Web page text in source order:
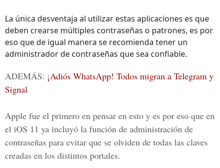
La única desventaja al utilizar estas aplicaciones es que
deben crearse múltiples contraseñas o patrones, es por
eso que de igual manera se recomienda tener un
administrador de contraseñas que sea confiable.
ADEMÁS: ¡Adiós WhatsApp! Todos migran a Telegram y
Signal
Apple fue el primero en pensar en esto y es por eso que en
el iOS 11 ya incluyó la función de administración de
contraseñas para evitar que se olviden de todas las claves
creadas en los distintos portales.